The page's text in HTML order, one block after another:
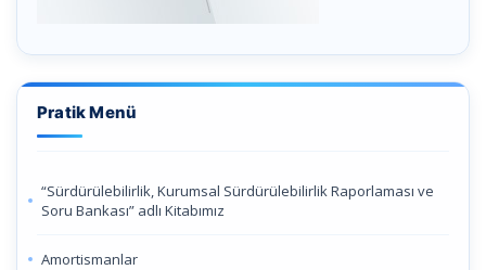
Pratik Menü
“Sürdürülebilirlik, Kurumsal Sürdürülebilirlik Raporlaması ve
Soru Bankası” adlı Kitabımız
Amortismanlar